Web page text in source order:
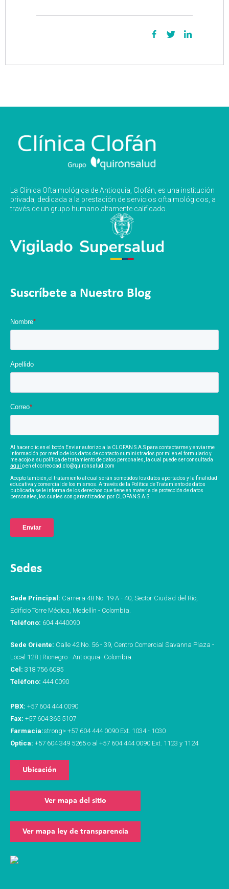
La Clínica Oftalmológica de Antioquia, Clofán, es una institución
privada, dedicada a la prestación de servicios oftalmológicos, a
través de un grupo humano altamente calificado.
Suscríbete a Nuestro Blog
Nombre*
Apellido
Correo*
Al hacer clic en el botón Enviar autorizo a la CLOFAN S.A.S para contactarme y enviarme
información por medio de los datos de contacto suministrados por mi en el formulario y
me acojo a su política de tratamiento de datos personales, la cual puede ser consultada
aquío en el correo cad.clo@quironsalud.com
Acepto también, el tratamiento al cual serán sometidos los datos aportados y la finalidad
educativa y comercial de los mismos. A través de la Política de Tratamiento de datos
publicada se le informa de los derechos que tiene en materia de protección de datos
personales, los cuales son garantizados por CLOFAN S.A.S
Sedes
Sede Principal: Carrera 48 No. 19 A - 40, Sector Ciudad del Río,
Edificio Torre Médica, Medellín - Colombia.
Teléfono: 604 4440090
Sede Oriente: Calle 42 No. 56 - 39, Centro Comercial Savanna Plaza -
Local 128 | Rionegro - Antioquia- Colombia.
Cel: 318 756 6085
Teléfono: 444 0090
PBX: +57 604 444 0090
Fax: +57 604 365 5107
Farmacia:strong> +57 604 444 0090 Ext. 1034 - 1030
Óptica: +57 604 349 5265 o al +57 604 444 0090 Ext. 1123 y 1124
Ubicación
Ver mapa del sitio
Ver mapa ley de transparencia